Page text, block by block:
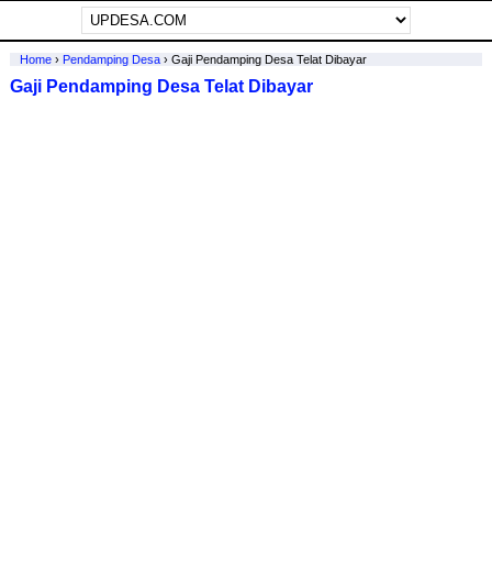
Home› Pendamping Desa› Gaji Pendamping Desa Telat Dibayar
Gaji Pendamping Desa Telat Dibayar